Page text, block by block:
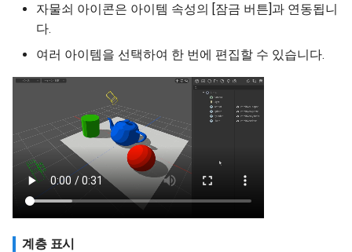
자물쇠 아이콘은 아이템 속성의 [잠금 버튼]과 연동됩니
다.
여러 아이템을 선택하여 한 번에 편집할 수 있습니다.
계층 표시